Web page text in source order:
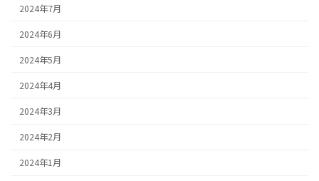
2024年7月
2024年6月
2024年5月
2024年4月
2024年3月
2024年2月
2024年1月